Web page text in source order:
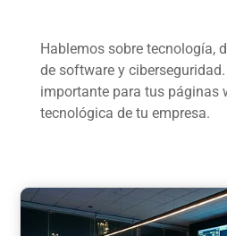
Hablemos sobre tecnología,
de software y
importante para tus páginas
tecnológica de tu empresa.